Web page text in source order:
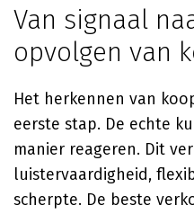
Van signaal
opvolgen van
Het herkennen van
eerste stap. De echte
manier reageren. Dit
luistervaardigheid,
scherpte. De beste